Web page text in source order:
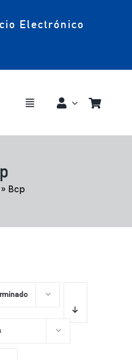
Electrónico
Toggle
» Bcp